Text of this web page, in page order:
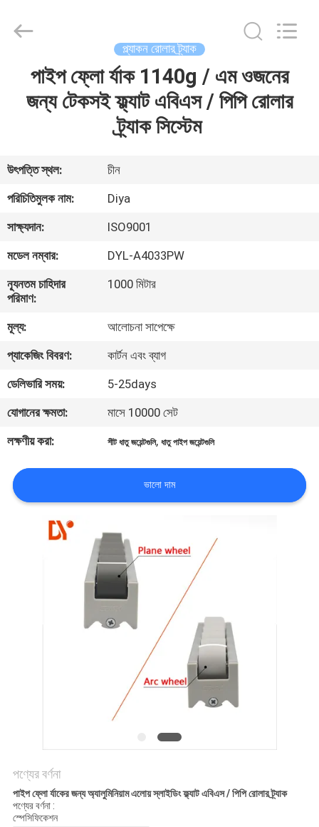
আমাদের
সম্পর্কে
কারখানা
ভ্রমণ
নিয়ন্ত্রণ
যোগাযোগ
করুন
খবর
মামলা
উদ্ধৃতির
প্ল্যাকন রোলার ট্র্যাক
পাইপ ফ্লো র্যাক 1140g / এম ওজনের
জন্য টেকসই ফ্ল্যাট এবিএস / পিপি রোলার
ট্র্যাক সিস্টেম
উৎপত্তি স্থল:
চীন
পরিচিতিমুলক নাম:
Diya
সাক্ষ্যদান:
ISO9001
মডেল নম্বার:
DYL-A4033PW
ন্যূনতম চাহিদার
পরিমাণ:
1000 মিটার
মূল্য:
আলোচনা সাপেক্ষে
প্যাকেজিং বিবরণ:
কার্টন এবং ব্যাগ
ডেলিভারি সময়:
5-25days
যোগানের ক্ষমতা:
মাসে 10000 সেট
লক্ষণীয় করা:
শীট ধাতু জয়েন্টগুলি,ধাতু পাইপ জয়েন্টগুলি
ভালো দাম
পণ্যের বর্ণনা
পাইপ ফ্লো র্যাকের জন্য অ্যালুমিনিয়াম এলোয় স্লাইডিং ফ্ল্যাট এবিএস / পিপি রোলার ট্র্যাক
পণ্যের বর্ণনা :
স্পেসিফিকেশন